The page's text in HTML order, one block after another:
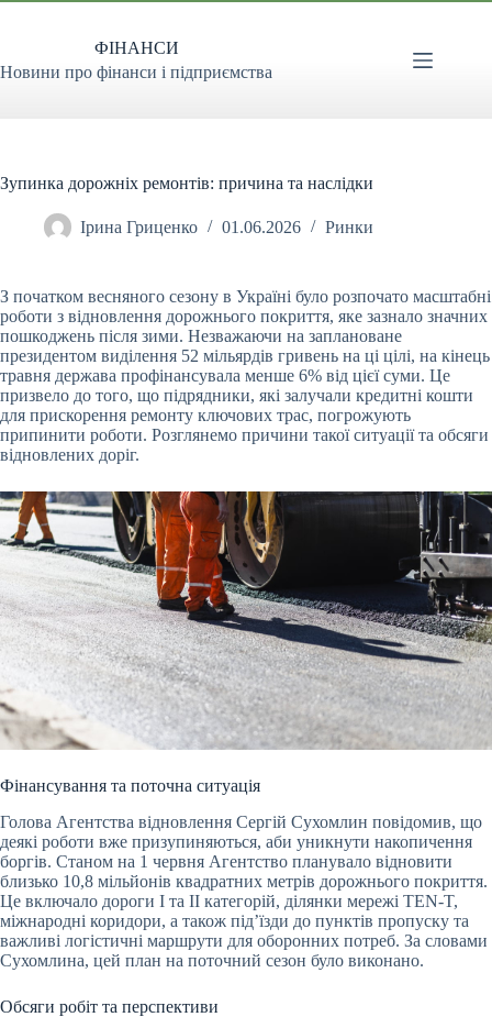
Перейти
ФІНАНСИ
Новини про фінанси і підприємства
Зупинка дорожніх ремонтів: причина та наслідки
Ірина Гриценко 01.06.2026 Ринки
З початком весняного сезону в Україні було розпочато масштабні
роботи з відновлення дорожнього покриття, яке зазнало значних
пошкоджень після зими. Незважаючи на заплановане
президентом виділення 52 мільярдів гривень на ці цілі, на кінець
травня держава профінансувала менше 6% від цієї суми. Це
призвело до того, що підрядники, які залучали кредитні кошти
для прискорення ремонту ключових трас, погрожують
припинити роботи. Розглянемо причини такої ситуації та обсяги
відновлених доріг.
Фінансування та поточна ситуація
Голова Агентства відновлення Сергій Сухомлин повідомив, що
деякі роботи вже призупиняються, аби уникнути накопичення
боргів. Станом на 1 червня Агентство планувало відновити
близько 10,8 мільйонів квадратних метрів дорожнього покриття.
Це включало дороги І та ІІ категорій, ділянки мережі TEN-T,
міжнародні коридори, а також під’їзди до пунктів пропуску та
важливі логістичні маршрути для оборонних потреб. За словами
Сухомлина, цей план на поточний сезон було виконано.
Обсяги робіт та перспективи